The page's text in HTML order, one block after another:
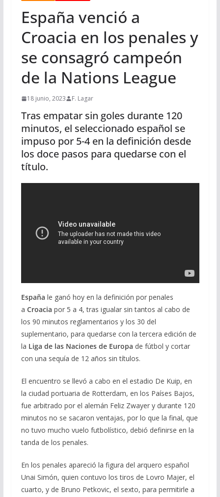
España venció a
Croacia en los penales y
se consagró campeón
de la Nations League
18 junio, 2023 F. Lagar
Tras empatar sin goles durante 120
minutos, el seleccionado español se
impuso por 5-4 en la definición desde
los doce pasos para quedarse con el
título.
España le ganó hoy en la definición por penales
a Croacia por 5 a 4, tras igualar sin tantos al cabo de
los 90 minutos reglamentarios y los 30 del
suplementario, para quedarse con la tercera edición de
la Liga de las Naciones de Europa de fútbol y cortar
con una sequía de 12 años sin títulos.
El encuentro se llevó a cabo en el estadio De Kuip, en
la ciudad portuaria de Rotterdam, en los Países Bajos,
fue arbitrado por el alemán Feliz Zwayer y durante 120
minutos no se sacaron ventajas, por lo que la final, que
no tuvo mucho vuelo futbolístico, debió definirse en la
tanda de los penales.
En los penales apareció la figura del arquero español
Unai Simón, quien contuvo los tiros de Lovro Majer, el
cuarto, y de Bruno Petkovic, el sexto, para permitirle a